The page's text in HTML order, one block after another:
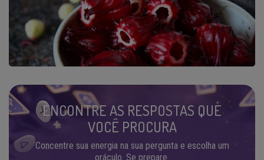
ENCONTRE AS RESPOSTAS QUE
VOCÊ PROCURA
Concentre sua energia na sua pergunta e escolha um
oráculo. Se prepare.